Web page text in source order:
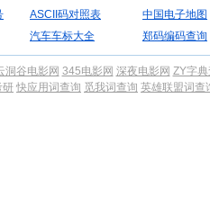
ASCII码对照表
中国电子地图
汽车车标大全 郑码编码查询
洞谷电影网 345电影网 深夜电影网 ZY字
研 快应用词查询 觅我词查询 英雄联盟词查